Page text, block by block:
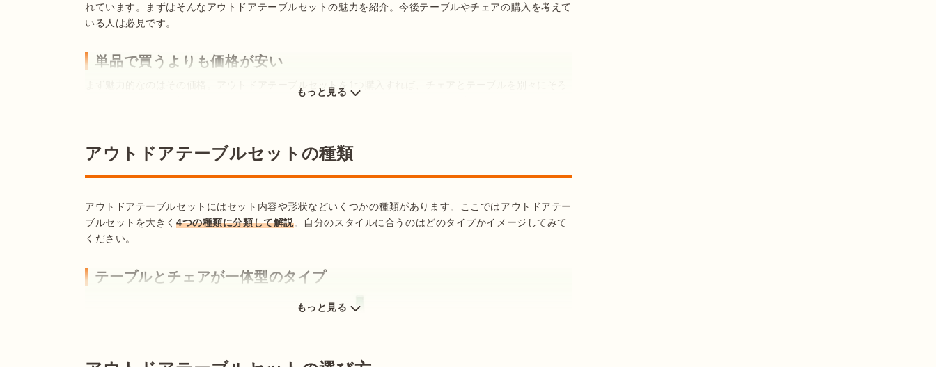
れています。まずはそんなアウトドアテーブルセットの魅力を紹介。今後テーブルやチェアの購入を考えて
いる人は必見です。
単品で買うよりも価格が安い
まず魅力的なのはその価格。アウトドアテーブルセットを1つ購入すれば、チェアとテーブルを別々にそろ
レイアウトに統一感がでる
もっと見る
アウトドアテーブルセットの種類
アウトドアテーブルセットにはセット内容や形状などいくつかの種類があります。ここではアウトドアテー
ブルセットを大きく4つの種類に分類して解説。自分のスタイルに合うのはどのタイプかイメージしてみて
ください。
テーブルとチェアが一体型のタイプ
もっと見る